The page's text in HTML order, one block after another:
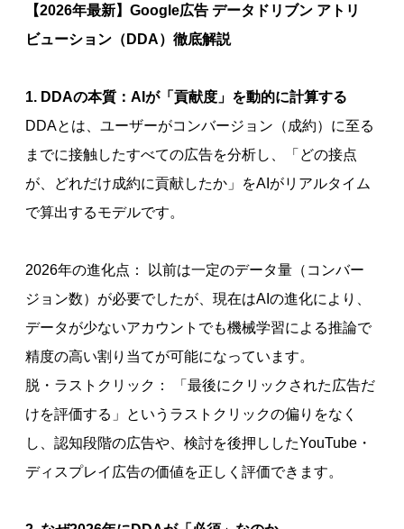
【2026年最新】Google広告 データドリブン アトリ
ビューション（DDA）徹底解説
1. DDAの本質：AIが「貢献度」を動的に計算する
DDAとは、ユーザーがコンバージョン（成約）に至る
までに接触したすべての広告を分析し、「どの接点
が、どれだけ成約に貢献したか」をAIがリアルタイム
で算出するモデルです。
2026年の進化点： 以前は一定のデータ量（コンバー
ジョン数）が必要でしたが、現在はAIの進化により、
データが少ないアカウントでも機械学習による推論で
精度の高い割り当てが可能になっています。
脱・ラストクリック： 「最後にクリックされた広告だ
けを評価する」というラストクリックの偏りをなく
し、認知段階の広告や、検討を後押ししたYouTube・
ディスプレイ広告の価値を正しく評価できます。